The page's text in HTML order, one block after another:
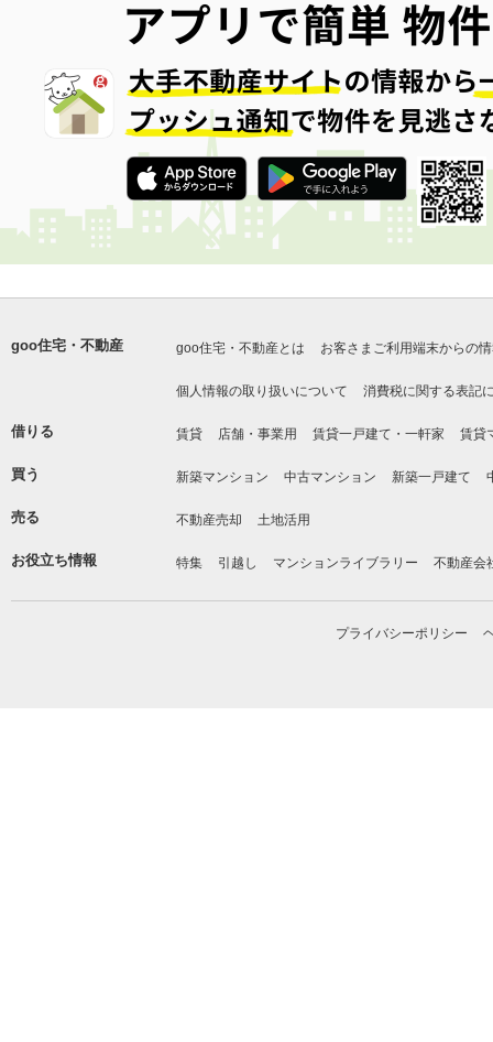
goo住宅・不動産 goo住宅・不動産とは お客さまご利用端末からの
個人情報の取り扱いについて 消費税に関する表記
借りる 賃貸 店舗・事業用 賃貸一戸建て・一軒家 賃貸
買う 新築マンション 中古マンション 新築一戸建て
売る 不動産売却 土地活用
お役立ち情報 特集 引越し マンションライブラリー 不動産会
プライバシーポリシー